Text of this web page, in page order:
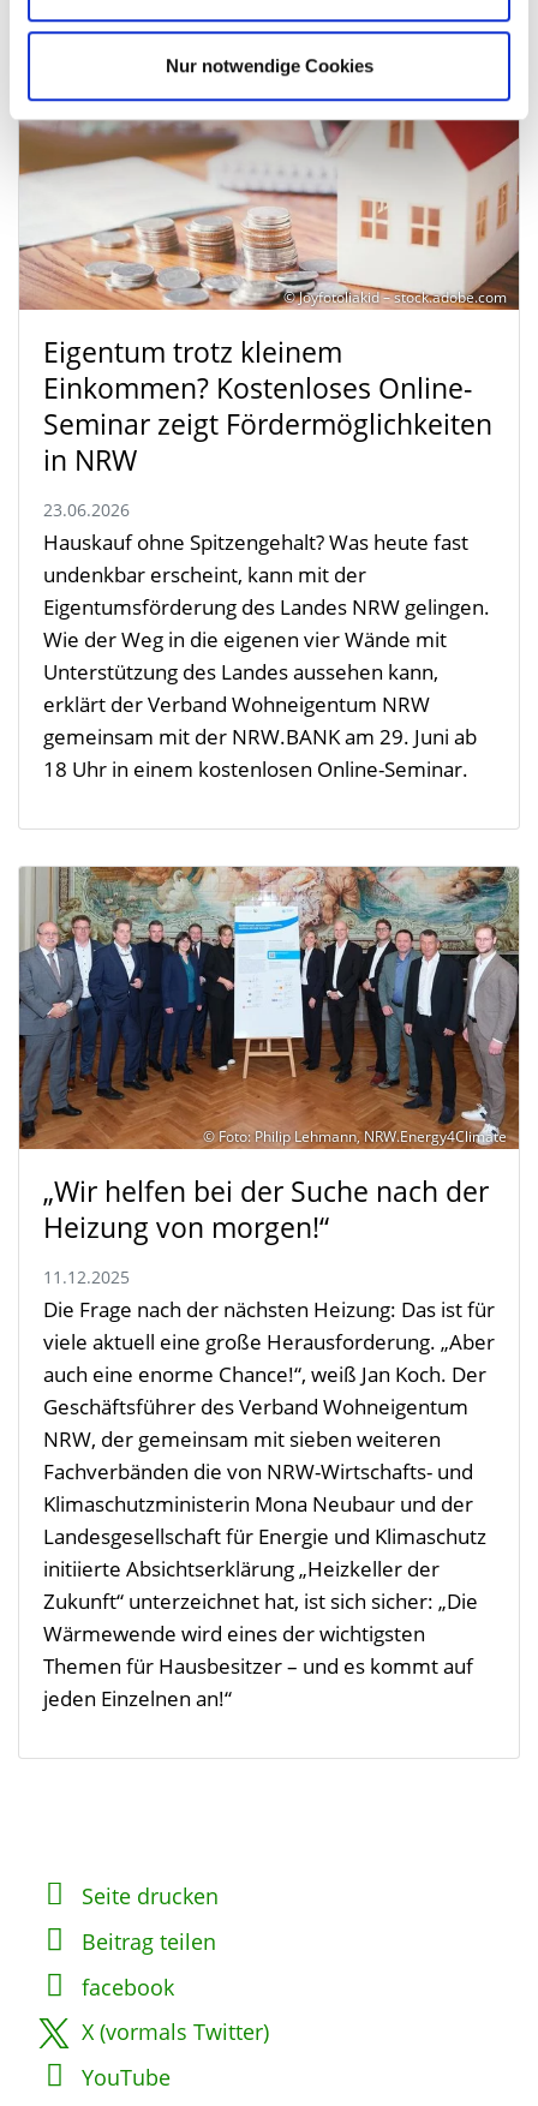
Nur notwendige Cookies
© Joyfotoliakid – stock.adobe.com
Eigentum trotz kleinem
Einkommen? Kostenloses Online-
Seminar zeigt Fördermöglichkeiten
in NRW
23.06.2026
Hauskauf ohne Spitzengehalt? Was heute fast
undenkbar erscheint, kann mit der
Eigentumsförderung des Landes NRW gelingen.
Wie der Weg in die eigenen vier Wände mit
Unterstützung des Landes aussehen kann,
erklärt der Verband Wohneigentum NRW
gemeinsam mit der NRW.BANK am 29. Juni ab
18 Uhr in einem kostenlosen Online-Seminar.
© Foto: Philip Lehmann, NRW.Energy4Climate
„Wir helfen bei der Suche nach der
Heizung von morgen!“
11.12.2025
Die Frage nach der nächsten Heizung: Das ist für
viele aktuell eine große Herausforderung. „Aber
auch eine enorme Chance!“, weiß Jan Koch. Der
Geschäftsführer des Verband Wohneigentum
NRW, der gemeinsam mit sieben weiteren
Fachverbänden die von NRW-Wirtschafts- und
Klimaschutzministerin Mona Neubaur und der
Landesgesellschaft für Energie und Klimaschutz
initiierte Absichtserklärung „Heizkeller der
Zukunft“ unterzeichnet hat, ist sich sicher: „Die
Wärmewende wird eines der wichtigsten
Themen für Hausbesitzer – und es kommt auf
jeden Einzelnen an!“
Seite drucken
Beitrag teilen
facebook
X (vormals Twitter)
YouTube